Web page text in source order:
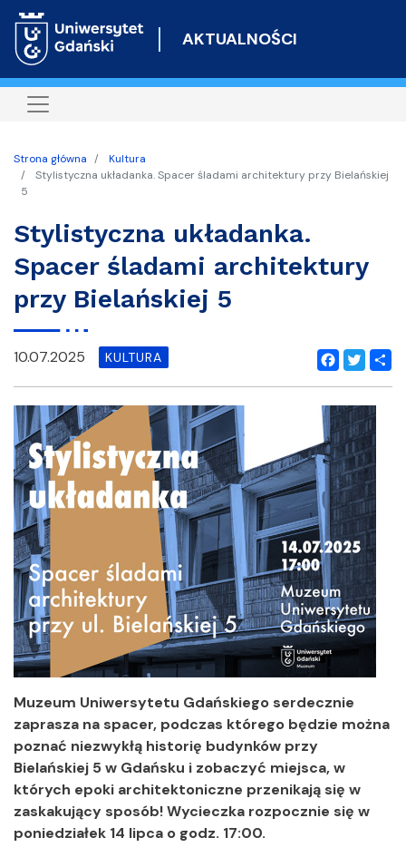
do
AKTUALNOŚCI
Strona główna
Kultura
Stylistyczna układanka. Spacer śladami architektury przy Bielańskiej
5
Stylistyczna układanka.
Spacer śladami architektury
przy Bielańskiej 5
Facebook
Twitter
10.07.2025 KULTURA
Muzeum Uniwersytetu Gdańskiego serdecznie
zaprasza na spacer, podczas którego będzie można
poznać niezwykłą historię budynków przy
Bielańskiej 5 w Gdańsku i zobaczyć miejsca, w
których epoki architektoniczne przenikają się w
zaskakujący sposób! Wycieczka rozpocznie się w
poniedziałek 14 lipca o godz. 17:00.